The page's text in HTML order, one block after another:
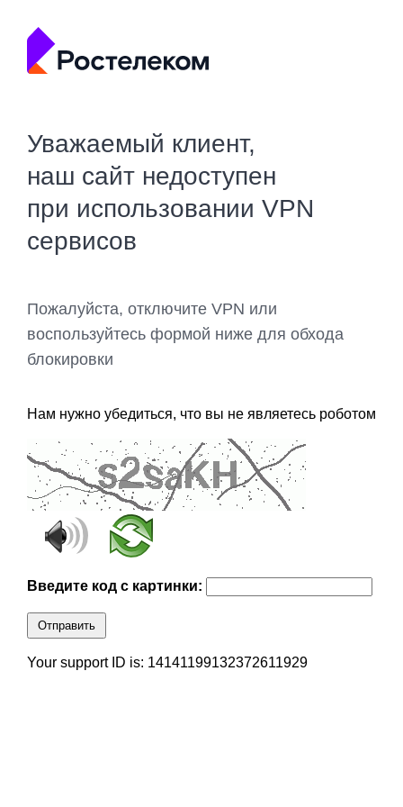
Уважаемый клиент,
наш сайт недоступен
при использовании VPN
сервисов
Пожалуйста, отключите VPN или
воспользуйтесь формой ниже для обхода
блокировки
Нам нужно убедиться, что вы не являетесь роботом
Введите код с картинки:
Отправить
Your support ID is: 14141199132372611929